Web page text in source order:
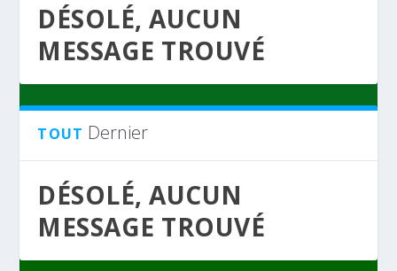
DÉSOLÉ, AUCUN
MESSAGE TROUVÉ
TOUT Dernier
DÉSOLÉ, AUCUN
MESSAGE TROUVÉ